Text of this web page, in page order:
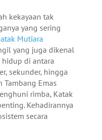
kekayaan tak
yang sering
Mutiara
yang juga dikenal
hidup di antara
sekunder, hingga
Emas
rimba, Katak
Kehadirannya
secara